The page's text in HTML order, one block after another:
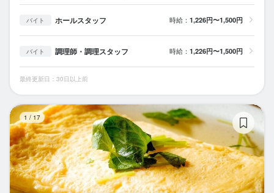
バイト ホールスタッフ 時給： 1,226円〜1,500円
バイト 調理師・調理スタッフ 時給： 1,226円〜1,500円
最終更新日：30日以上前
1 / 17